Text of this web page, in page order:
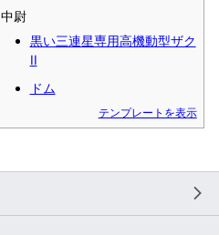
中尉
黒い三連星専用高機動型ザク
II
ドム
テンプレートを表示